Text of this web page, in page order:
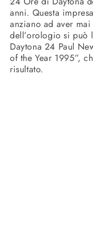
anni. Questa
anziano ad aver
dell’orologio si può
Daytona 24 Paul
of the Year 1995”,
risultato.